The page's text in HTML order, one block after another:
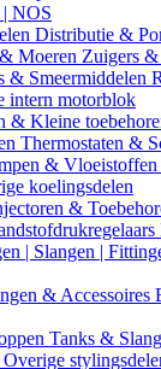
| NOS
Distributie &
Moeren Zuigers &
& Smeermiddelen
intern motorblok
& Kleine
Thermostaten &
& Vloeistoffen
koelingsdelen
&
| Slangen |
& Accessoires
Tanks &
Overige